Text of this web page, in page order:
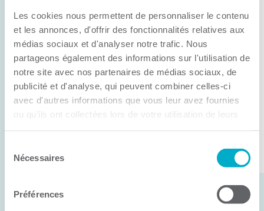
Les cookies nous permettent de personnaliser le contenu
et les annonces, d'offrir des fonctionnalités relatives aux
médias sociaux et d'analyser notre trafic. Nous
partageons également des informations sur l'utilisation de
notre site avec nos partenaires de médias sociaux, de
publicité et d'analyse, qui peuvent combiner celles-ci
avec d'autres informations que vous leur avez fournies
ou qu'ils ont collectées lors de votre utilisation de leurs
Nécessaires
Préférences
Anick Métivier devient le nouveau
président de la CCI3R
C’est lors de son assemblée générale annuelle
tenue hier que la Chambre de commerce et
d’industries de ...